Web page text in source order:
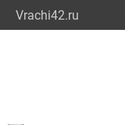
Vrachi42.ru